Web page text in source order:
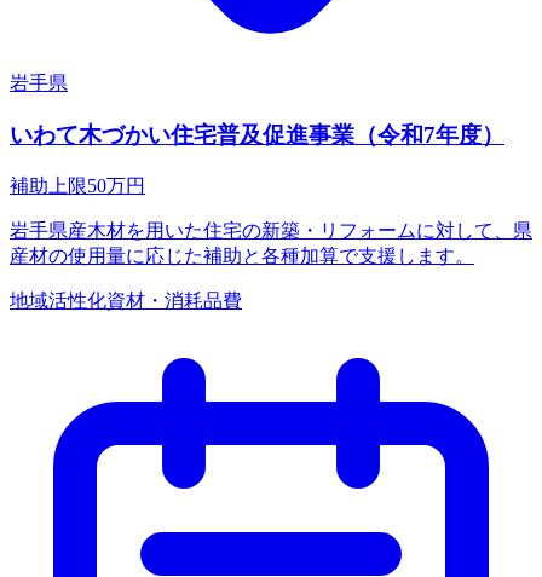
岩手県
いわて木づかい住宅普及促進事業（令和7年度）
補助上限50万円
岩手県産木材を用いた住宅の新築・リフォームに対して、県
産材の使用量に応じた補助と各種加算で支援します。
地域活性化資材・消耗品費